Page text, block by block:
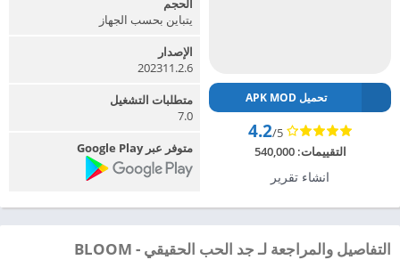
تحميل APK MOD
4.2/5
التقييمات:540,000
انشاء تقرير
الحجم
يتباين بحسب الجهاز
الإصدار
202311.2.6
متطلبات التشغيل
7.0
متوفر عبر Google Play
التفاصيل والمراجعة لـ جد الحب الحقيقي - BLOOM